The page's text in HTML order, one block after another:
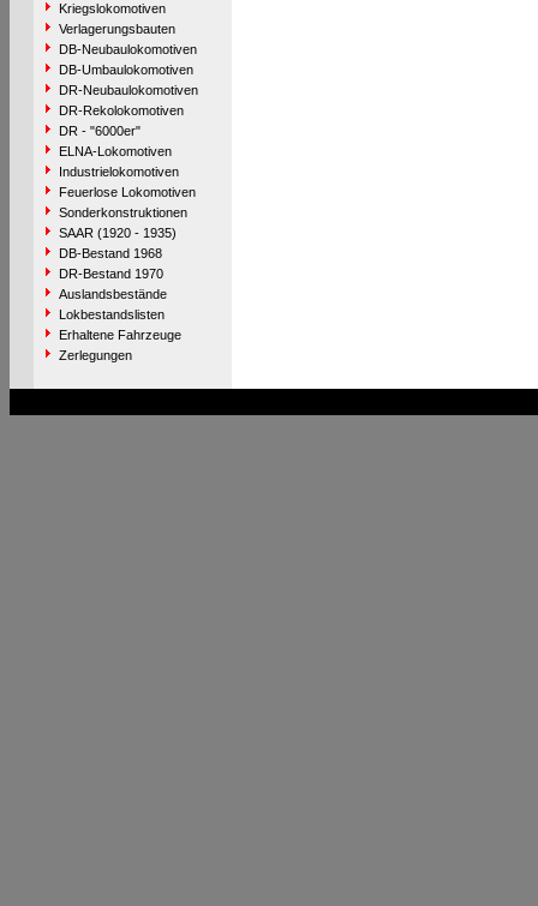
Kriegslokomotiven
Verlagerungsbauten
DB-Neubaulokomotiven
DB-Umbaulokomotiven
DR-Neubaulokomotiven
DR-Rekolokomotiven
DR - "6000er"
ELNA-Lokomotiven
Industrielokomotiven
Feuerlose Lokomotiven
Sonderkonstruktionen
SAAR (1920 - 1935)
DB-Bestand 1968
DR-Bestand 1970
Auslandsbestände
Lokbestandslisten
Erhaltene Fahrzeuge
Zerlegungen